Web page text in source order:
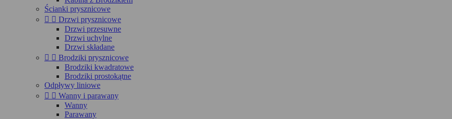
Ścianki prysznicowe
  Drzwi prysznicowe
Drzwi przesuwne
Drzwi uchylne
Drzwi składane
  Brodziki prysznicowe
Brodziki kwadratowe
Brodziki prostokątne
Odpływy liniowe
  Wanny i parawany
Wanny
Parawany